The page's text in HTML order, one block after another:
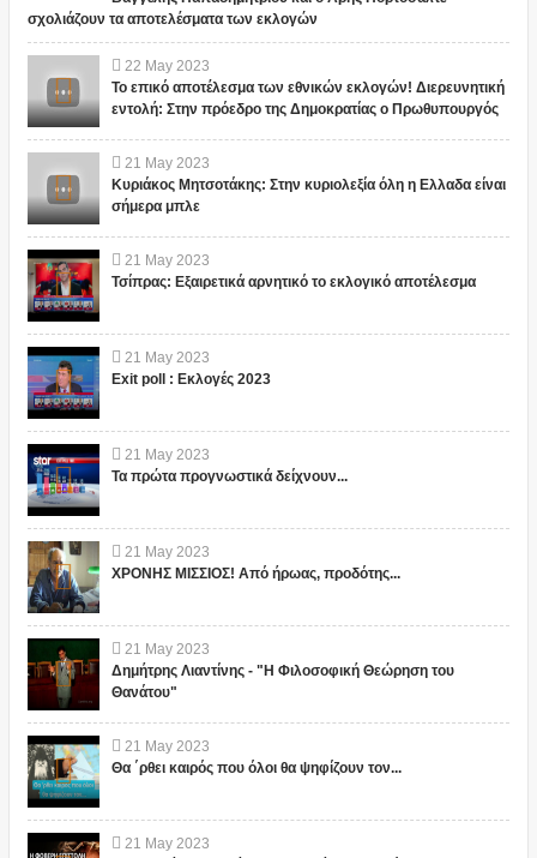
σχολιάζουν τα αποτελέσματα των εκλογών
22 May 2023
Το επικό αποτέλεσμα των εθνικών εκλογών! Διερευνητική
εντολή: Στην πρόεδρο της Δημοκρατίας ο Πρωθυπουργός
21 May 2023
Κυριάκος Μητσοτάκης: Στην κυριολεξία όλη η Ελλαδα είναι
σήμερα μπλε
21 May 2023
Τσίπρας: Εξαιρετικά αρνητικό το εκλογικό αποτέλεσμα
21 May 2023
Exit poll : Εκλογές 2023
21 May 2023
Τα πρώτα προγνωστικά δείχνουν...
21 May 2023
ΧΡΟΝΗΣ ΜΙΣΣΙΟΣ! Από ήρωας, προδότης...
21 May 2023
Δημήτρης Λιαντίνης - "Η Φιλοσοφική Θεώρηση του
Θανάτου"
21 May 2023
Θα ΄ρθει καιρός που όλοι θα ψηφίζουν τον...
21 May 2023